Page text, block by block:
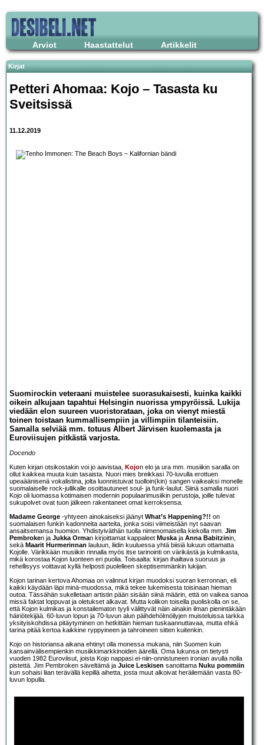
Arviot Haastattelut Artikkelit
Kirjat
Petteri Ahomaa: Kojo – Tasasta ku
Sveitsissä
11.12.2019
Suomirockin veteraani muistelee suorasukaisesti, kuinka kaikki
oikein alkujaan tapahtui Helsingin nuorissa ympyröissä. Lukija
viedään elon suureen vuoristorataan, joka on vienyt miestä
toinen toistaan kummallisempiin ja villimpiin tilanteisiin.
Samalla selviää mm. totuus Albert Järvisen kuolemasta ja
Euroviisujen pitkästä varjosta.
Docendo
Kuten kirjan otsikostakin voi jo aavistaa, Kojon elo ja ura mm. musiikin saralla on
ollut kaikkea muuta kuin tasaista. Nuori mies breikkasi 70-luvulla erottuen
upeaäänisenä vokalistina, jolta luonnistuivat tuolloin(kin) sangen vaikeaksi monelle
suomalaiselle rock-jullikalle osoittautuneet soul- ja funk-laulut. Siinä samalla nuori
Kojo oli luomassa kotimaisen modernin populaarimusiikin perustoja, joille tulevat
sukupolvet ovat tuon jälkeen rakentaneet omat kerroksensa.
Madame George -yhtyeen ainokaiseksi jäänyt What’s Happening?!! on
suomalaisen funkin kadonneita aarteita, jonka soisi viimeistään nyt saavan
ansaitsemansa huomion. Yhdistyiväthän tuolla nimenomaisella kiekolla mm. Jim
Pembroken ja Jukka Orman kirjoittamat kappaleet Muskaja Anna Babitzinin,
sekä Maarit Hurmerinnan lauluun, liidin kuuluessa yhtä biisiä lukuun ottamatta
Kojolle. Värikkään musiikin rinnalla myös itse tarinointi on värikästä ja kulmikasta,
mikä korostaa Kojon luonteen eri puolia. Toisaalta: kirjan ihailtava suoruus ja
rehellisyys voittavat kyllä helposti puolelleen skeptisemmänkin lukijan.
Kojon tarinan kertova Ahomaa on valinnut kirjan muodoksi suoran kerronnan, eli
kaikki käydään läpi minä-muodossa, mikä tekee lukemisesta toisinaan hieman
outoa. Tässähän sukelletaan artistin pään sisään siinä määrin, että on vaikea sanoa
missä faktat loppuvat ja oletukset alkavat. Mutta kolikon toisella puoliskolla on se,
että Kojon kulmikas ja konstailematon tyyli välittyvät näin ainakin ilman pienintäkään
häiriötekijää. 60-luvun lopun ja 70-luvun alun päihdehölmöilyjen muisteluissa tarkka
yksityiskohdissa pitäytyminen on hetkittäin hieman tuskaannuttavaa, mutta ehkä
tarina pitää kertoa kaikkine ryppyineen ja tahroineen sitten kuitenkin.
Kojo on historiansa aikana ehtinyt olla monessa mukana, niin Suomen kuin
kansainvälisempienkin musiikkimarkkinoiden äärellä. Oma lukunsa on tietysti
vuoden 1982 Euroviisut, joista Kojo nappasi ei-niin-onnistuneen ironian avulla nolla
pistettä. Jim Pembroken säveltämä ja Juice Leskisen sanoittama Nuku pommiin
kun sohaisi liian terävällä kepillä aihetta, josta muut alkoivat heräilemään vasta 80-
luvun lopulla.